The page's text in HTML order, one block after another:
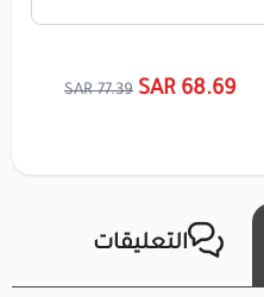
(أصفر اللوز)؟
يجعله مثاليًا لكل من
كنت تصنع نماذج أولية، أو قطع
68.69 SAR
77.39 SAR
التعليقات